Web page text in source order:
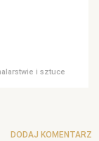
i sztuce
DODAJ KOMENTARZ